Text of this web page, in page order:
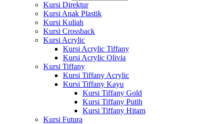
Kursi Direktur
Kursi Anak Plastik
Kursi Kuliah
Kursi Crossback
Kursi Acrylic
Kursi Acrylic Tiffany
Kursi Acrylic Olivia
Kursi Tiffany
Kursi Tiffany Acrylic
Kursi Tiffany Kayu
Kursi Tiffany Gold
Kursi Tiffany Putih
Kursi Tiffany Hitam
Kursi Futura